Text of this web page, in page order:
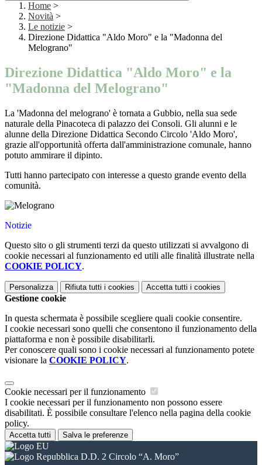
Home >
Novità >
Le notizie >
Direzione Didattica "Aldo Moro" e la "Madonna del
Melograno"
Direzione Didattica "Aldo Moro" e la
"Madonna del Melograno"
La 'Madonna del melograno' è tornata a Gubbio, nella sua sede
naturale della Pinacoteca di palazzo dei Consoli. Gli alunni e le
alunne della Direzione Didattica Secondo Circolo 'Aldo Moro',
grazie all'opportunità offerta dall'amministrazione comunale, hanno
potuto ammirare il dipinto.
Tutti hanno partecipato con interesse a questo grande evento della
comunità.
Notizie
Questo sito o gli strumenti terzi da questo utilizzati si avvalgono di
cookie necessari al funzionamento ed utili alle finalità illustrate nella
COOKIE POLICY.
Personalizza Rifiuta tutti i cookies Accetta tutti i cookies
Gestione cookie
In questa schermata è possibile scegliere quali cookie consentire.
I cookie necessari sono quelli che consentono il funzionamento della
piattaforma e non è possibile disabilitarli.
Per conoscere quali sono i cookie necessari al funzionamento potete
visionare la COOKIE POLICY.
Cookie necessari per il funzionamento
I cookie necessari per il funzionamento non possono essere
disabilitati. È possibile consultare l'elenco nella pagina della cookie
policy.
Accetta tutti Salva le preferenze
D.D. 2 Circolo “A. Moro”